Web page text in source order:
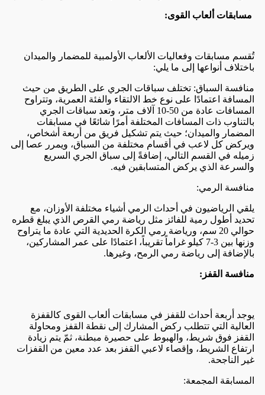
مسابقات ألعاب القوى:
تُقسم مسابقات وفعاليات الألعاب الأولمبية للمضمار والميدان
باختلاف أنواعها إلى ما يلي:
منافسة السباق: تختلف سباقات الجري على الطريق من حيث
المسافة اعتمادًا على نوع خط الالتقاء والفئة العمرية، وتتراوح
المسافات عادة من 50-10 آلاف متر، وتعد سباقات الجري
بالتناوب ذات المسافات المختلفة أمرًا شائعًا في مسابقات
المضمار والميدان؛ حيث يتم تشكيل فريق من أربعة أشخاص،
ويركض كل لاعب في أقسام مختلفة من السباق، ويمرر عصا إلى
زميله في القسم التالي، إضافةً إلى سباق الجري السريع
والسرعة الذي يركض المتسابقين فيه.
منافسة الرمي:
يلقي الرياضيون في أحداث الرمي أشياء مختلفة الأوزان، مع
تحديد أطول رمية للفائز مثل رياضة رمي القرص الذي يبلغ قطره
حوالي 20 سم، ورياضة رمي الكرة الحديدية التي عادة ما يتراوح
وزنها بين 3-7 كيلو غراماً تقريباً، اعتمادًا على عمر المشاركين،
بالإضافة إلى رياضة رمي الرمح، وغيرها.
منافسة القفز:
يوجد أربعة أحداث للقفز في مسابقات ألعاب القوى كالقفزة
العالية التي تتطلب ركض المشارك إلى نقطة القفز ومحاولة
القفز فوق شريط، والهبوط على حصيرة مبطنة، ثمّ يتم زيادة
ارتفاع الشريط، وإقصاء لاعبي القفز بعد عدد معين من القفزات
غير الناجحة.
المسابقة المجمعة: